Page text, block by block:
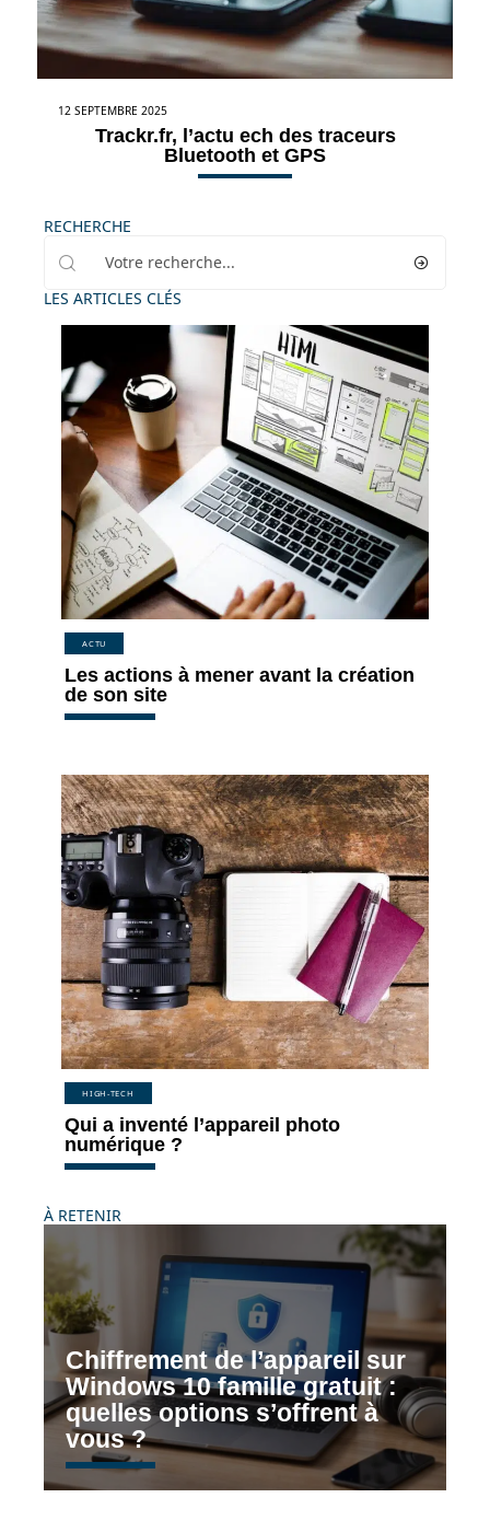
12 SEPTEMBRE 2025
Trackr.fr, l’actu ech des traceurs
Bluetooth et GPS
RECHERCHE
LES ARTICLES CLÉS
ACTU
Les actions à mener avant la création
de son site
HIGH-TECH
Qui a inventé l’appareil photo
numérique ?
À RETENIR
Chiffrement de l’appareil sur
Windows 10 famille gratuit :
quelles options s’offrent à
vous ?